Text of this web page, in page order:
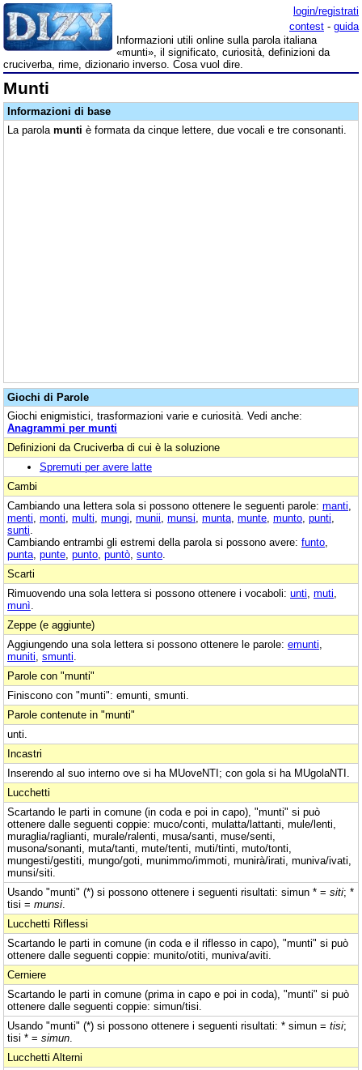
login/registrati
contest - guida
Informazioni utili online sulla parola italiana
«munti», il significato, curiosità, definizioni da
cruciverba, rime, dizionario inverso. Cosa vuol dire.
Munti
Informazioni di base
La parola munti è formata da cinque lettere, due vocali e tre consonanti.
Giochi di Parole
Giochi enigmistici, trasformazioni varie e curiosità. Vedi anche:
Anagrammi per munti
Definizioni da Cruciverba di cui è la soluzione
Spremuti per avere latte
Cambi
Cambiando una lettera sola si possono ottenere le seguenti parole: manti
menti monti multi mungi munii munsi munta munte munto punti
sunti
Cambiando entrambi gli estremi della parola si possono avere: funto
punta punte punto puntò sunto
Scarti
Rimuovendo una sola lettera si possono ottenere i vocaboli: unti muti
munì
Zeppe (e aggiunte)
Aggiungendo una sola lettera si possono ottenere le parole: emunti
muniti smunti
Parole con "munti"
Finiscono con "munti": emunti, smunti.
Parole contenute in "munti"
unti.
Incastri
Inserendo al suo interno ove si ha MUoveNTI; con gola si ha MUgolaNTI.
Lucchetti
Scartando le parti in comune (in coda e poi in capo), "munti" si può
ottenere dalle seguenti coppie: muco/conti, mulatta/lattanti, mule/lenti,
muraglia/raglianti, murale/ralenti, musa/santi, muse/senti,
musona/sonanti, muta/tanti, mute/tenti, muti/tinti, muto/tonti,
mungesti/gestiti, mungo/goti, munimmo/immoti, munirà/irati, muniva/ivati,
munsi/siti.
Usando "munti" (*) si possono ottenere i seguenti risultati: simun * = siti; *
tisi = munsi
Lucchetti Riflessi
Scartando le parti in comune (in coda e il riflesso in capo), "munti" si può
ottenere dalle seguenti coppie: munito/otiti, muniva/aviti.
Cerniere
Scartando le parti in comune (prima in capo e poi in coda), "munti" si può
ottenere dalle seguenti coppie: simun/tisi.
Usando "munti" (*) si possono ottenere i seguenti risultati: * simun = tisi;
tisi * = simun
Lucchetti Alterni